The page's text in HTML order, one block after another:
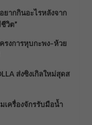
ยากกินอะไรหลังจาก
วิต”
รงการหุบกะพง–ห้วย
ส่งซิงเกิลใหม่สุดส
เครื่องจักรรับมือน้ำ